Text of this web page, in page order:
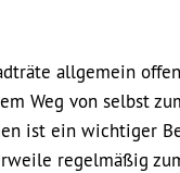
allgemein
Weg von selbst
ist ein wichtiger
regelmäßig